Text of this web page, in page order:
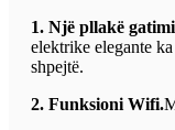
1. Një pllakë
elektrike elegante
shpejtë.
2. Funksioni Wifi.